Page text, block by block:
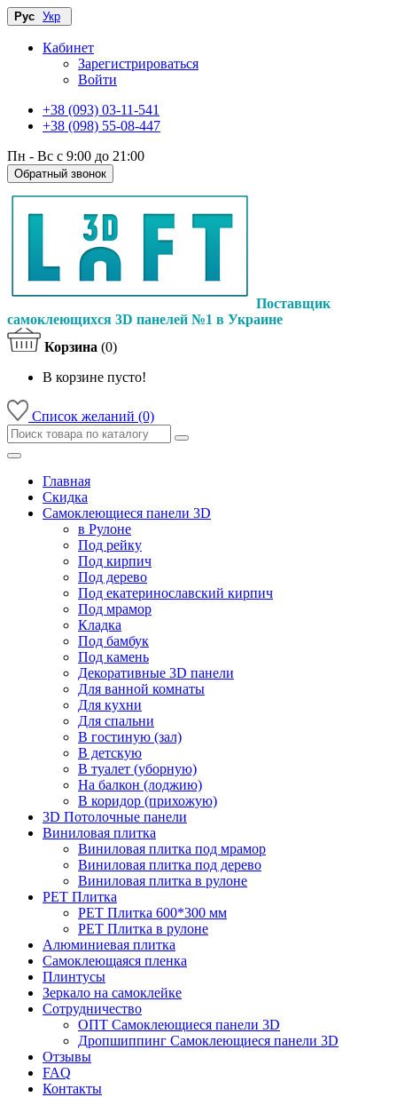
Рус Укр
Кабинет
Зарегистрироваться
Войти
+38 (093) 03-11-541
+38 (098) 55-08-447
Пн - Вс с 9:00 до 21:00
Обратный звонок
Поставщик
самоклеющихся 3D панелей №1 в Украине
Корзина (0)
В корзине пусто!
Список желаний (0)
Главная
Скидка
Самоклеющиеся панели 3D
в Рулоне
Под рейку
Под кирпич
Под дерево
Под екатеринославский кирпич
Под мрамор
Кладка
Под бамбук
Под камень
Декоративные 3D панели
Для ванной комнаты
Для кухни
Для спальни
В гостиную (зал)
В детскую
В туалет (уборную)
На балкон (лоджию)
В коридор (прихожую)
3D Потолочные панели
Виниловая плитка
Виниловая плитка под мрамор
Виниловая плитка под дерево
Виниловая плитка в рулоне
PET Плитка
PET Плитка 600*300 мм
PET Плитка в рулоне
Алюминиевая плитка
Самоклеющаяся пленка
Плинтусы
Зеркало на самоклейке
Сотрудничество
ОПТ Самоклеющиеся панели 3D
Дропшиппинг Самоклеющиеся панели 3D
Отзывы
FAQ
Контакты